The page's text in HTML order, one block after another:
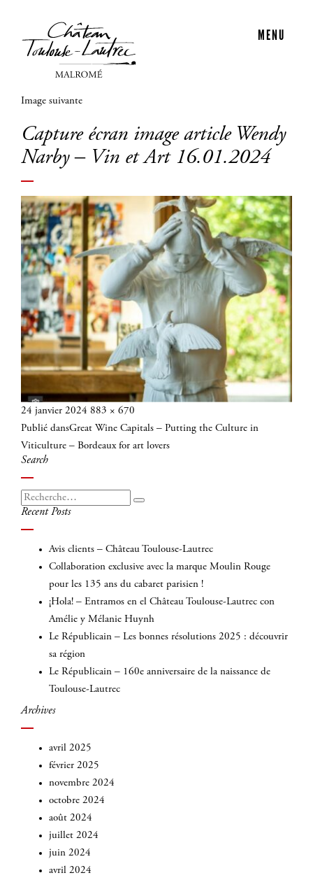
MENU
Image suivante
Capture écran image article Wendy
Narby – Vin et Art 16.01.2024
Publié
le
24 janvier 2024 Taille
réelle
883 × 670
Navigation
l’article
Publié dansGreat Wine Capitals – Putting the Culture in
Viticulture – Bordeaux for art lovers
Search
Recherche
pour
:
Recherche
Recent Posts
Avis clients – Château Toulouse-Lautrec
Collaboration exclusive avec la marque Moulin Rouge
pour les 135 ans du cabaret parisien !
¡Hola! – Entramos en el Château Toulouse-Lautrec con
Amélie y Mélanie Huynh
Le Républicain – Les bonnes résolutions 2025 : découvrir
sa région
Le Républicain – 160e anniversaire de la naissance de
Toulouse-Lautrec
Archives
avril 2025
février 2025
novembre 2024
octobre 2024
août 2024
juillet 2024
juin 2024
avril 2024